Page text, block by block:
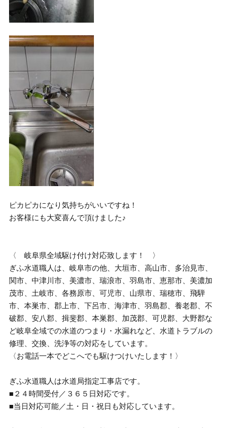
ピカピカになり気持ちがいいですね！
お客様にも大変喜んで頂けました♪
〈 岐阜県全域駆け付け対応致します！ 〉
ぎふ水道職人は、岐阜市の他、大垣市、高山市、多治見市、
関市、中津川市、美濃市、瑞浪市、羽島市、恵那市、美濃加
茂市、土岐市、各務原市、可児市、山県市、瑞穂市、飛騨
市、本巣市、郡上市、下呂市、海津市、羽島郡、養老郡、不
破郡、安八郡、揖斐郡、本巣郡、加茂郡、可児郡、大野郡な
ど岐阜全域での水道のつまり・水漏れなど、水道トラブルの
修理、交換、洗浄等の対応をしています。
〈お電話一本でどこへでも駆けつけいたします！〉
ぎふ水道職人は水道局指定工事店です。
■２４時間受付／３６５日対応です。
■当日対応可能／土・日・祝日も対応しています。